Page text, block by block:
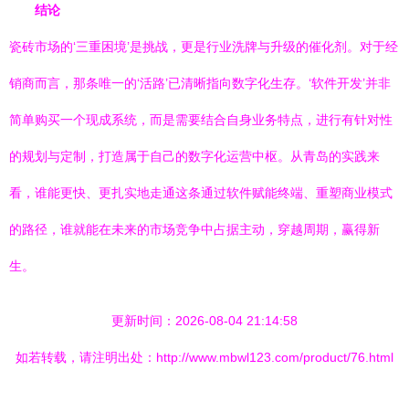
结论
瓷砖市场的‘三重困境’是挑战，更是行业洗牌与升级的催化剂。对于经
销商而言，那条唯一的‘活路’已清晰指向数字化生存。‘软件开发’并非
简单购买一个现成系统，而是需要结合自身业务特点，进行有针对性
的规划与定制，打造属于自己的数字化运营中枢。从青岛的实践来
看，谁能更快、更扎实地走通这条通过软件赋能终端、重塑商业模式
的路径，谁就能在未来的市场竞争中占据主动，穿越周期，赢得新
生。
更新时间：2026-08-04 21:14:58
如若转载，请注明出处：http://www.mbwl123.com/product/76.html